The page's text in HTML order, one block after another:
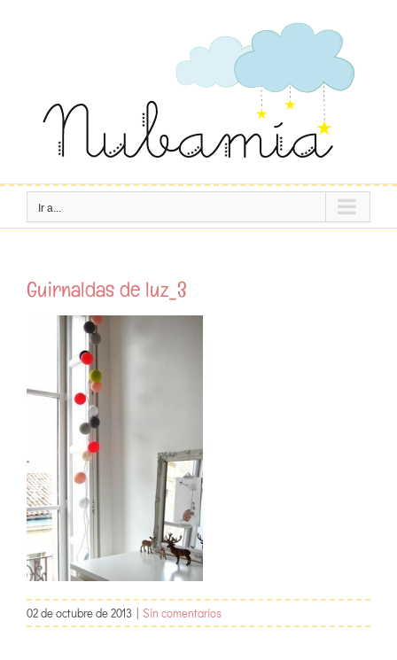
Ir a...
Guirnaldas de luz_3
02 de octubre de 2013 | Sin comentarios